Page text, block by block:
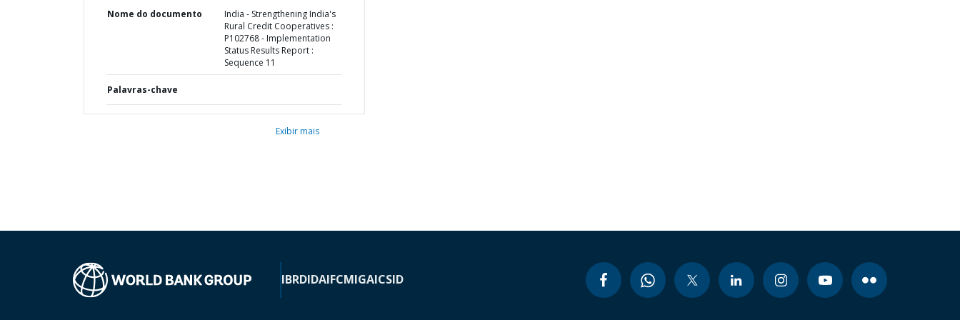
Nome do documento
India - Strengthening India's
Rural Credit Cooperatives :
P102768 - Implementation
Status Results Report :
Sequence 11
Palavras-chave
Exibir mais
IBRDIDAIFCMIGAICSID